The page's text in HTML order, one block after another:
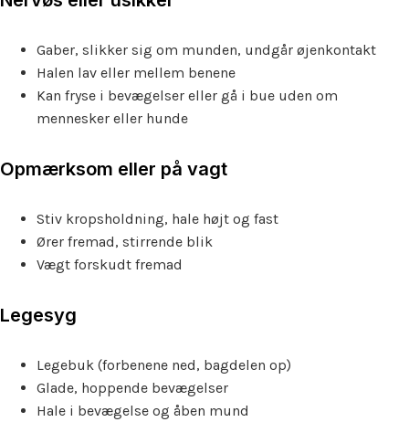
Gaber, slikker sig om munden, undgår øjenkontakt
Halen lav eller mellem benene
Kan fryse i bevægelser eller gå i bue uden om
mennesker eller hunde
Opmærksom eller på vagt
Stiv kropsholdning, hale højt og fast
Ører fremad, stirrende blik
Vægt forskudt fremad
Legesyg
Legebuk (forbenene ned, bagdelen op)
Glade, hoppende bevægelser
Hale i bevægelse og åben mund